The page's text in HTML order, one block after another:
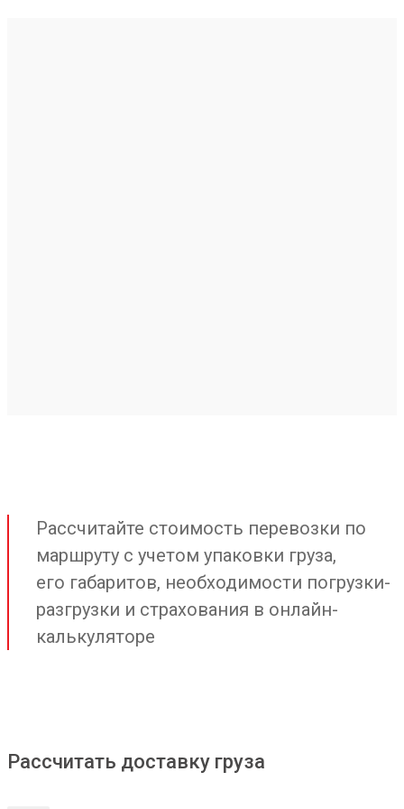
Рассчитайте стоимость перевозки по
маршруту с учетом упаковки груза,
его габаритов, необходимости погрузки-
разгрузки и страхования в онлайн-
калькуляторе
Рассчитать доставку груза